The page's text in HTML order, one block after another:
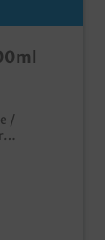
/
(20x50)